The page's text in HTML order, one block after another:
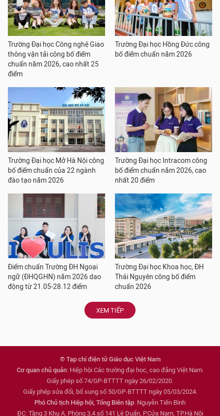
Trường Đại học Công nghệ Giao
thông vận tải công bố điểm
chuẩn năm 2026, cao nhất 25
điểm
Trường Đại học Hồng Đức công
bố điểm chuẩn năm 2026
Trường Đại học Mở Hà Nội công
bố điểm chuẩn của 22 ngành
đào tạo năm 2026
Trường Đại học Intracom công
bố điểm chuẩn năm 2026, cao
nhất 20 điểm
Điểm chuẩn Trường ĐH Ngoại
ngữ (ĐHQGHN) năm 2026 dao
động từ 21.05-28.12 điểm
Trường Đại học Khoa học, ĐH
Thái Nguyên công bố điểm
chuẩn 2026
XEM TIẾP
© Tạp chí điện tử Giáo dục Việt Nam
Cơ quan chủ quản: Hiệp hội Các trường đại học, cao đẳng Việt Nam.
Giấy phép số 74/GP-BTTTT ngày 26/02/2020.
Giấy phép sửa đổi, bổ sung số 50/GP-BTTTT ngày 05/03/2024.
Phó Chủ tịch Hiệp hội, Tổng Biên tập: Nguyễn Tiến Bình
ĐC: Tầng 3 Khu A, Phòng 3,4 số 141 Lê Duẩn, P.Cửa Nam, TP.Hà Nội